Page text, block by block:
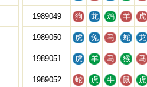
1989049 狗 龙 鸡 羊 虎
1989050 虎 兔 马 蛇 龙
1989051 虎 羊 马 猴 马
1989052 蛇 虎 牛 鼠 虎